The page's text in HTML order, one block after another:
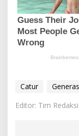
Catur
Editor: Tim Redaksi